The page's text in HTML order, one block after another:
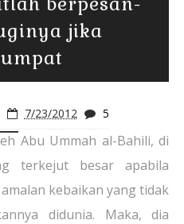
jika
7/23/2012 5
Abu Ummah al-Bahili, di
terkejut besar apabila
kebaikan yang tidak
didunia. Maka, dia